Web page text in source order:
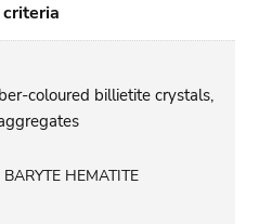
coloured billietite crystals,
HEMATITE